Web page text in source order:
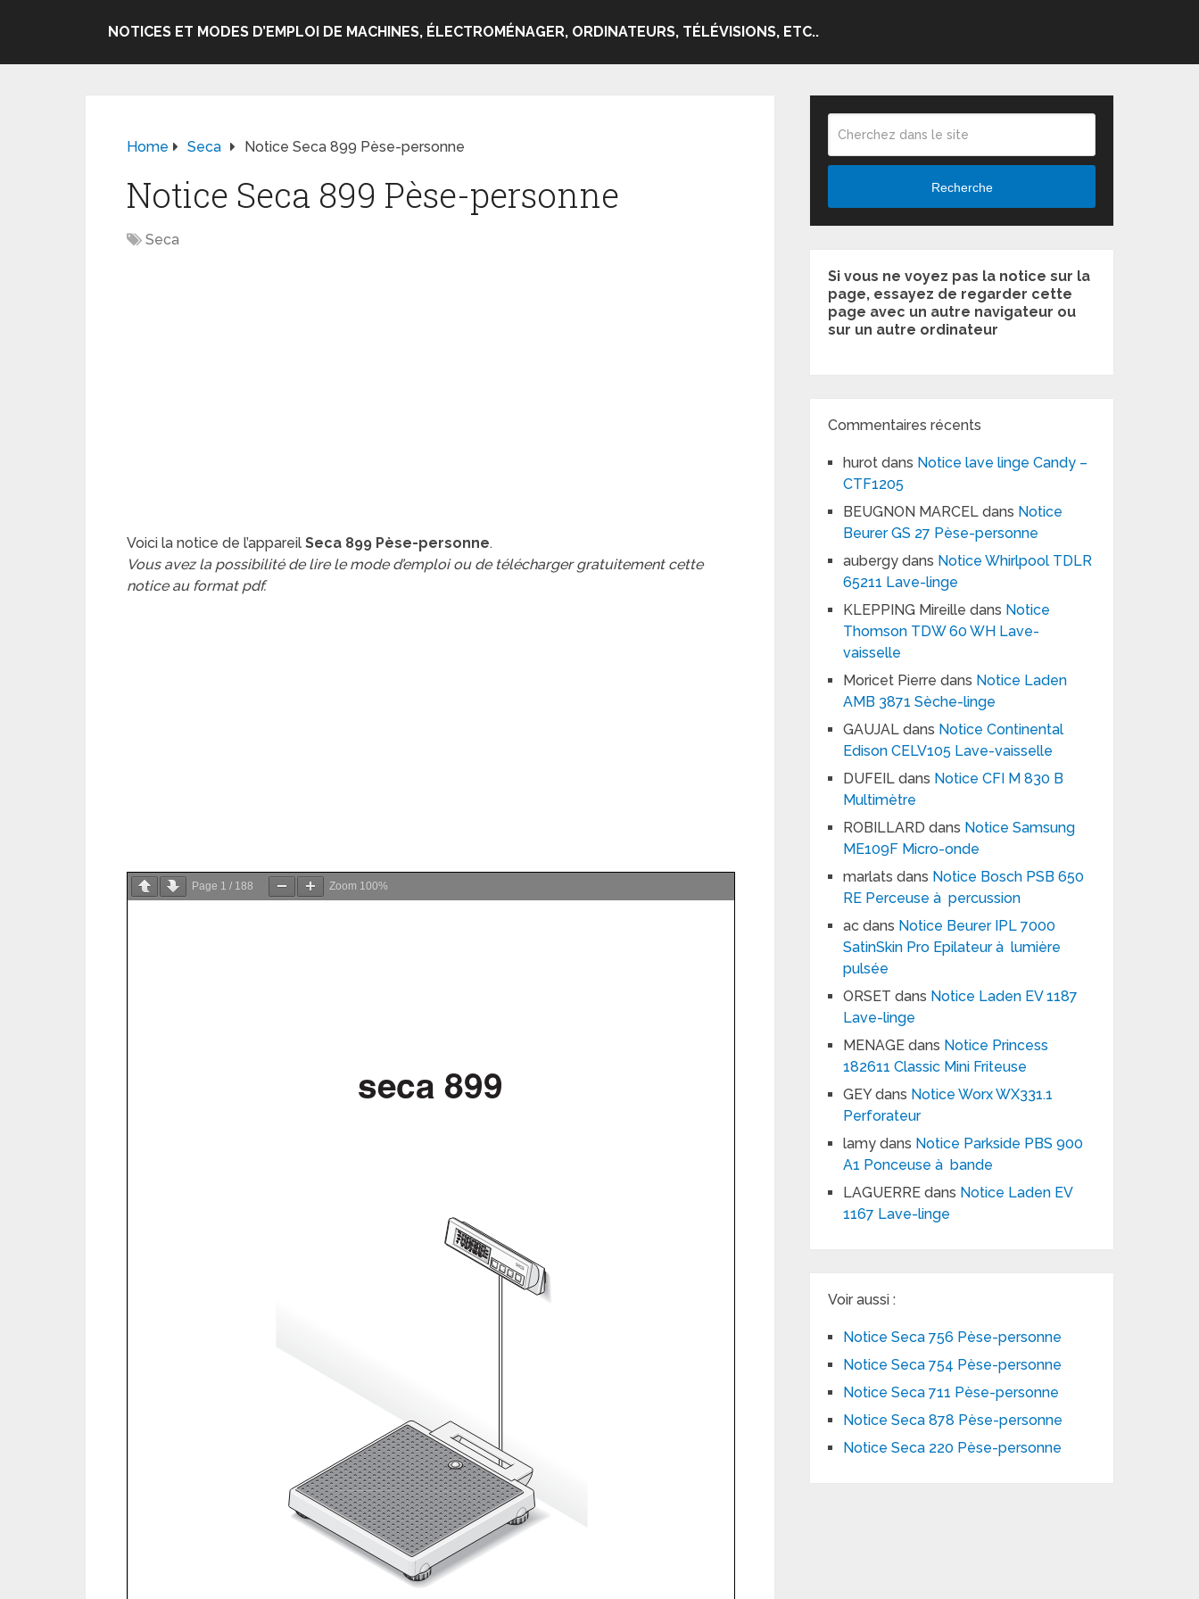
NOTICES ET MODES D’EMPLOI DE MACHINES, ÉLECTROMÉNAGER, ORDINATEURS, TÉLÉVISIONS, ETC..
Home Seca Notice Seca 899 Pèse-personne
Notice Seca 899 Pèse-personne
Seca
Voici la notice de l’appareil Seca 899 Pèse-personne.
Vous avez la possibilité de lire le mode d’emploi ou de télécharger gratuitement cette
notice au format pdf.
Page 1 / 188 Zoom 100%
Recherche
Si vous ne voyez pas la notice sur la
page, essayez de regarder cette
page avec un autre navigateur ou
sur un autre ordinateur
Commentaires récents
hurot dans Notice lave linge Candy –
CTF1205
BEUGNON MARCEL dans Notice
Beurer GS 27 Pèse-personne
aubergy dans Notice Whirlpool TDLR
65211 Lave-linge
KLEPPING Mireille dans Notice
Thomson TDW 60 WH Lave-
vaisselle
Moricet Pierre dans Notice Laden
AMB 3871 Sèche-linge
GAUJAL dans Notice Continental
Edison CELV105 Lave-vaisselle
DUFEIL dans Notice CFI M 830 B
Multimètre
ROBILLARD dans Notice Samsung
ME109F Micro-onde
marlats dans Notice Bosch PSB 650
RE Perceuse à percussion
ac dans Notice Beurer IPL 7000
SatinSkin Pro Epilateur à lumière
pulsée
ORSET dans Notice Laden EV 1187
Lave-linge
MENAGE dans Notice Princess
182611 Classic Mini Friteuse
GEYdans Notice Worx WX331.1
Perforateur
lamy dans Notice Parkside PBS 900
A1 Ponceuse à bande
LAGUERRE dans Notice Laden EV
1167 Lave-linge
Voir aussi :
Notice Seca 756 Pèse-personne
Notice Seca 754 Pèse-personne
Notice Seca 711 Pèse-personne
Notice Seca 878 Pèse-personne
Notice Seca 220 Pèse-personne